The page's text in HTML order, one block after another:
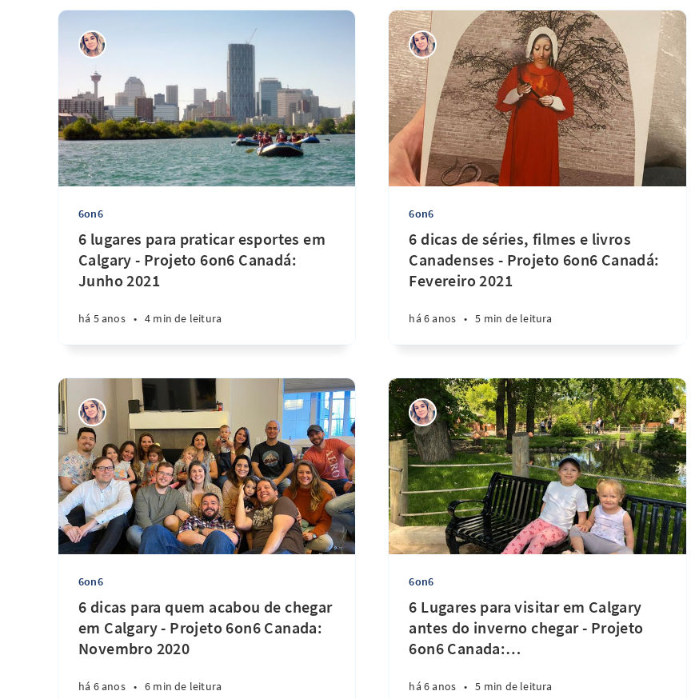
6on6
6 lugares para praticar esportes em
Calgary - Projeto 6on6 Canadá:
Junho 2021
há 5 anos • 4 min de leitura
6on6
6 dicas de séries, filmes e livros
Canadenses - Projeto 6on6 Canadá:
Fevereiro 2021
há 6 anos • 5 min de leitura
6on6
6 dicas para quem acabou de chegar
em Calgary - Projeto 6on6 Canada:
Novembro 2020
há 6 anos • 6 min de leitura
6on6
6 Lugares para visitar em Calgary
antes do inverno chegar - Projeto
6on6 Canada:…
há 6 anos • 5 min de leitura